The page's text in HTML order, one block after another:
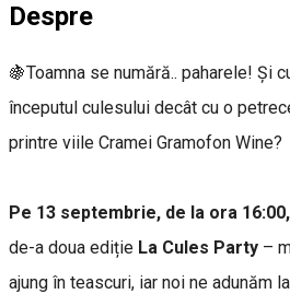
Despre
🍇Toamna se numără.. paharele! Și
începutul culesului decât cu o
printre viile Cramei Gramofon Wine?
Pe 13 septembrie, de la ora 16:00,
de-a doua ediție La Cules Party –
ajung în teascuri, iar noi ne adunăm